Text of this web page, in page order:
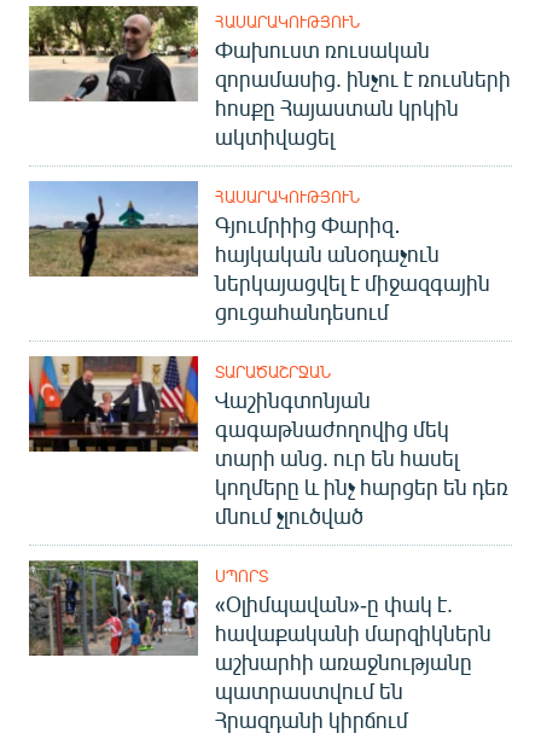
ԲԱՆԱՎԵՃ
ՁԳՏԵԼՈՎ ԼԱՎԱԳՈՒՅՆԻՆ
Հայերեն
English
Русский
«Ազատության» բոլոր կայքերը
ՀԱՍԱՐԱԿՈՒԹՅՈՒՆ
Փախուստ ռուսական
զորամասից. ինչու է ռուսների
հոսքը Հայաստան կրկին
ակտիվացել
ՀԱՍԱՐԱԿՈՒԹՅՈՒՆ
Գյումրիից Փարիզ․
հայկական անօդաչուն
ներկայացվել է միջազգային
ցուցահանդեսում
ՏԱՐԱԾԱՇՐՋԱՆ
Վաշինգտոնյան
գագաթնաժողովից մեկ
տարի անց. ուր են հասել
կողմերը և ինչ հարցեր են դեռ
մնում չլուծված
ՍՊՈՐՏ
«Օլիմպավան»-ը փակ է.
հավաքականի մարզիկներն
աշխարհի առաջնությանը
պատրաստվում են
Հրազդանի կիրճում